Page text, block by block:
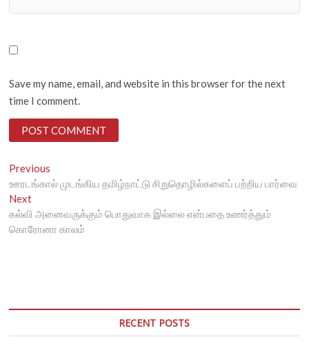
Save my name, email, and website in this browser for the next
time I comment.
Post
navigation
Previous
post:
ஊரடங்கால் முடங்கிய தமிழ்நாட்டு சிறுதொழில்களைப் பற்றிய பார்வை
NextNext
post:
கல்வி அனைவருக்கும் பொதுவாக இல்லை என்பதை உணர்த்தும்
கொரோனா காலம்
RECENT POSTS